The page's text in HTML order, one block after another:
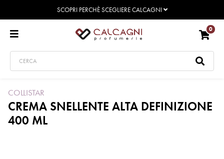
SCOPRI PERCHÈ SCEGLIERE CALCAGNI
0
COLLISTAR
CREMA SNELLENTE ALTA DEFINIZIONE
400 ML